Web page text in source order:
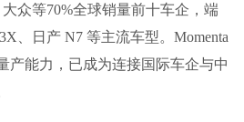
众等70%全球销量前十车企，端
、日产 N7 等主流车型。Momenta
产能力，已成为连接国际车企与中